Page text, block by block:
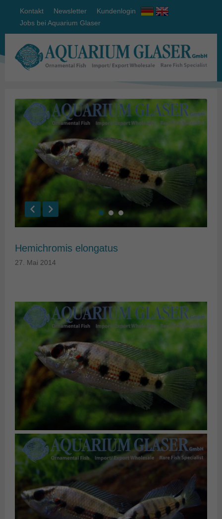
Kontakt Newsletter
Kundenlogin
Jobs bei Aquarium Glaser
Hemichromis elongatus
27. Mai 2014